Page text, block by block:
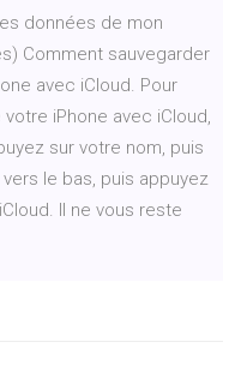
données de mon
Comment sauvegarder
avec iCloud. Pour
iPhone avec iCloud,
sur votre nom, puis
le bas, puis appuyez
Il ne vous reste